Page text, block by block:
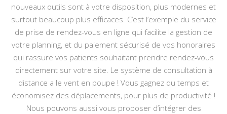
nouveaux outils sont à votre disposition, plus modernes et
surtout beaucoup plus efficaces. C’est l’exemple du service
de prise de rendez-vous en ligne qui facilite la gestion de
votre planning, et du paiement sécurisé de vos honoraires
qui rassure vos patients souhaitant prendre rendez-vous
directement sur votre site. Le système de consultation à
distance a le vent en poupe ! Vous gagnez du temps et
économisez des déplacements, pour plus de productivité !
Nous pouvons aussi vous proposer d’intégrer des